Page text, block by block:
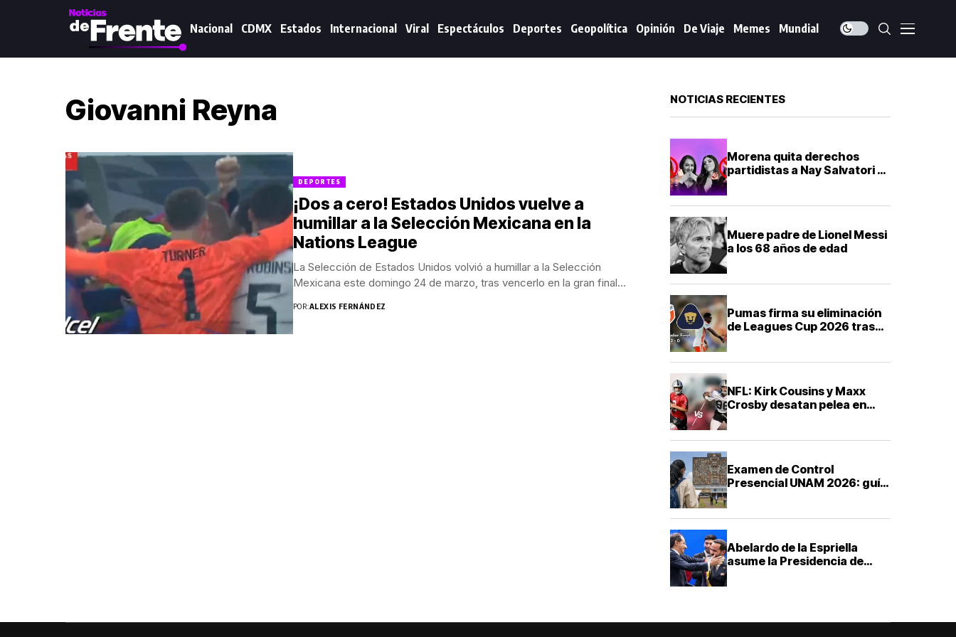
Nacional CDMX Estados Internacional Viral Espectáculos Deportes Geopolítica Opinión De Viaje Memes Mundial
Giovanni Reyna
DEPORTES
¡Dos a cero! Estados Unidos vuelve a
humillar a la Selección Mexicana en la
Nations League
La Selección de Estados Unidos volvió a humillar a la Selección
Mexicana este domingo 24 de marzo, tras vencerlo en la gran final...
POR:ALEXIS FERNÁNDEZ
NOTICIAS RECIENTES
Morena quita derechos
partidistas a Nay Salvatori y
Muere padre de Lionel Messi
a los 68 años de edad
Pumas firma su eliminación
de Leagues Cup 2026 tras
NFL: Kirk Cousins y Maxx
Crosby desatan pelea en
Examen de Control
Presencial UNAM 2026: guía
Abelardo de la Espriella
asume la Presidencia de